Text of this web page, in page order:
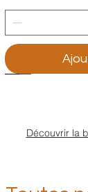
Découvrir la